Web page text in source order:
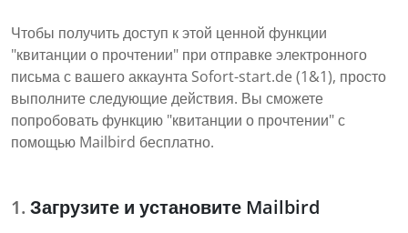
Чтобы получить доступ к этой ценной функции
"квитанции о прочтении" при отправке электронного
письма с вашего аккаунта Sofort-start.de (1&1), просто
выполните следующие действия. Вы сможете
попробовать функцию "квитанции о прочтении" с
помощью Mailbird бесплатно.
Загрузите и установите Mailbird